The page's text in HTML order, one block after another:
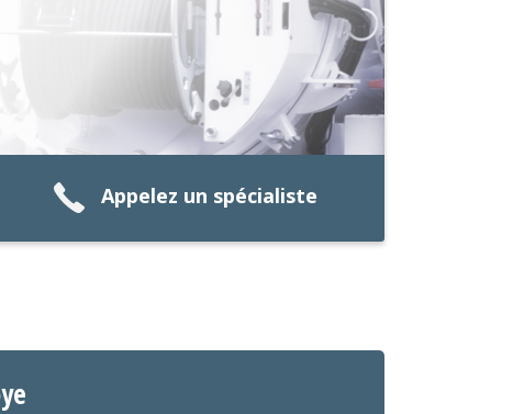
Appelez un spécialiste